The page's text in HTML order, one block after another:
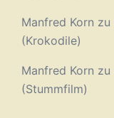
Manfred Korn zu
(Krokodile)
Manfred Korn zu
(Stummfilm)